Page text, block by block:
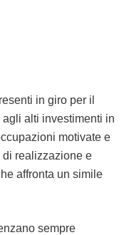
in giro per il
alti inves­ti­men­ti in
moti­vate e
real­iz­zazione e
affronta un sim­i­le
sem­pre